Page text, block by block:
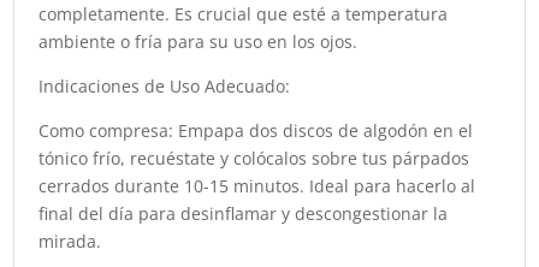
completamente. Es crucial que esté a temperatura
ambiente o fría para su uso en los ojos.
Indicaciones de Uso Adecuado:
Como compresa: Empapa dos discos de algodón en el
tónico frío, recuéstate y colócalos sobre tus párpados
cerrados durante 10-15 minutos. Ideal para hacerlo al
final del día para desinflamar y descongestionar la
mirada.